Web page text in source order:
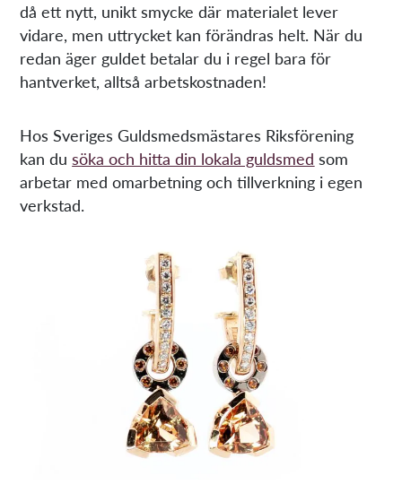
då ett nytt, unikt smycke där materialet lever
vidare, men uttrycket kan förändras helt. När du
redan äger guldet betalar du i regel bara för
hantverket, alltså arbetskostnaden!
Hos Sveriges Guldsmedsmästares Riksförening
kan du söka och hitta din lokala guldsmed som
arbetar med omarbetning och tillverkning i egen
verkstad.